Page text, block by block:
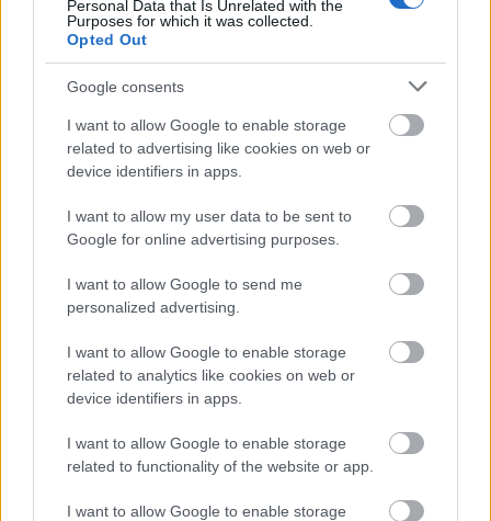
Personal Data that Is Unrelated with the
Purposes for which it was collected.
Opted Out
Google consents
I want to allow Google to enable storage
related to advertising like cookies on web or
device identifiers in apps.
I want to allow my user data to be sent to
Google for online advertising purposes.
I want to allow Google to send me
personalized advertising.
I want to allow Google to enable storage
related to analytics like cookies on web or
device identifiers in apps.
I want to allow Google to enable storage
related to functionality of the website or app.
I want to allow Google to enable storage
Megjelent a Recorder magazin 82.
száma
2020. október 02.
Mától a szokásos és új helyeken (az aktuális
vagy itt házhoz rendelni a 82. Recorder magazint,
amelynek címlapján a Spotify-on óriási
megjelentető Platon Karataev zenekar tagjai
láthatók. Nézzük, mi van…